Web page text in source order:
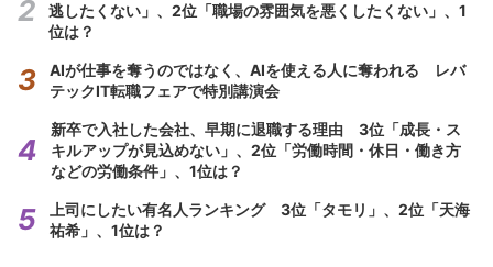
逃したくない」、2位「職場の雰囲気を悪くしたくない」、1
位は？
AIが仕事を奪うのではなく、AIを使える人に奪われる レバ
テックIT転職フェアで特別講演会
新卒で入社した会社、早期に退職する理由 3位「成長・ス
キルアップが見込めない」、2位「労働時間・休日・働き方
などの労働条件」、1位は？
上司にしたい有名人ランキング 3位「タモリ」、2位「天海
祐希」、1位は？